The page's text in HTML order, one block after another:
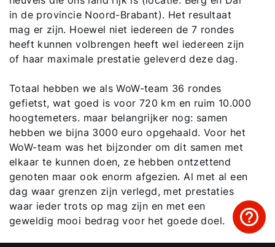
in de provincie Noord-Brabant). Het resultaat
mag er zijn. Hoewel niet iedereen de 7 rondes
heeft kunnen volbrengen heeft wel iedereen zijn
of haar maximale prestatie geleverd deze dag.
Totaal hebben we als WoW-team 36 rondes
gefietst, wat goed is voor 720 km en ruim 10.000
hoogtemeters. maar belangrijker nog: samen
hebben we bijna 3000 euro opgehaald. Voor het
WoW-team was het bijzonder om dit samen met
elkaar te kunnen doen, ze hebben ontzettend
genoten maar ook enorm afgezien. Al met al een
dag waar grenzen zijn verlegd, met prestaties
waar ieder trots op mag zijn en met een
geweldig mooi bedrag voor het goede doel.
Ook interessant?